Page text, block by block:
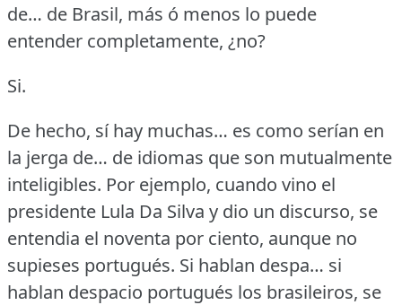
de… de Brasil, más ó menos lo puede
entender completamente, ¿no?
Si.
De hecho, sí hay muchas… es como serían en
la jerga de… de idiomas que son mutualmente
inteligibles. Por ejemplo, cuando vino el
presidente Lula Da Silva y dio un discurso, se
entendia el noventa por ciento, aunque no
supieses portugués. Si hablan despa… si
hablan despacio portugués los brasileiros, se